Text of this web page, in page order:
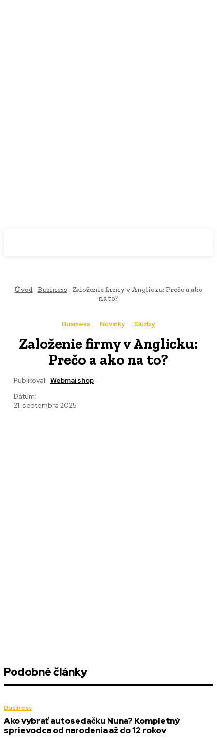
Úvod Business
Založenie firmy v Anglicku: Prečo a ako
na to?
Business Novinky Služby
Založenie firmy v Anglicku:
Prečo a ako na to?
Publikoval: Webmailshop
Dátum:
21. septembra 2025
Podobné články
Business
Ako vybrať autosedačku Nuna? Kompletný
sprievodca od narodenia až do 12 rokov